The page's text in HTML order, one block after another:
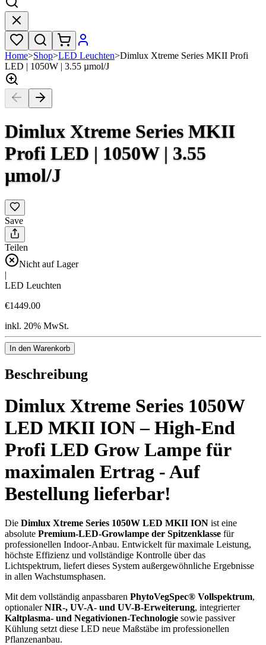
Home>Shop>LED Leuchten>Dimlux Xtreme Series MKII Profi
LED | 1050W | 3.55 µmol/J
Dimlux Xtreme Series MKII
Profi LED | 1050W | 3.55
µmol/J
Save
Teilen
Nicht auf Lager
|
LED Leuchten
€1449.00
inkl. 20% MwSt.
In den Warenkorb
Beschreibung
Dimlux Xtreme Series 1050W
LED MKII ION – High-End
Profi LED Grow Lampe für
maximalen Ertrag - Auf
Bestellung lieferbar!
Die Dimlux Xtreme Series 1050W LED MKII ION ist eine
absolute Premium-LED-Growlampe der Spitzenklasse für
professionellen Indoor-Anbau. Entwickelt für maximale Leistung,
höchste Effizienz und vollständige Kontrolle über das
Lichtspektrum, liefert dieses System außergewöhnliche Ergebnisse
in allen Wachstumsphasen.
Mit dem vollständig anpassbaren PhytoVegSpec® Vollspektrum,
optionalerNIR-, UV-A- und UV-B-Erweiterung, integrierter
Kaltplasma- und Negativionen-Technologie sowie passiver
Kühlung setzt diese LED neue Maßstäbe im professionellen
Pflanzenanbau.